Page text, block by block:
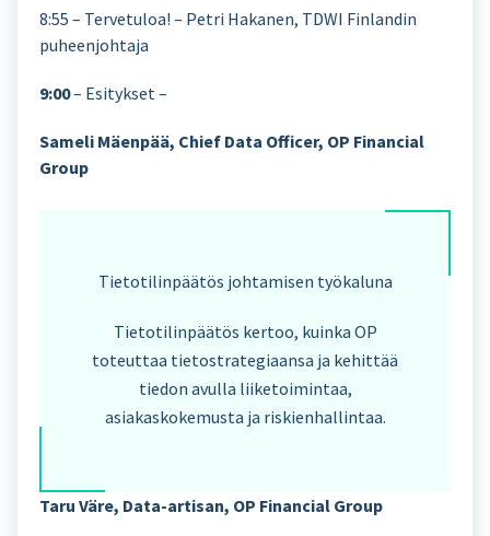
8:55 – Tervetuloa! – Petri Hakanen, TDWI Finlandin
puheenjohtaja
9:00– Esitykset –
Sameli Mäenpää, Chief Data Officer, OP Financial
Group
Tietotilinpäätös johtamisen työkaluna
Tietotilinpäätös kertoo, kuinka OP
toteuttaa tietostrategiaansa ja kehittää
tiedon avulla liiketoimintaa,
asiakaskokemusta ja riskienhallintaa.
Taru Väre, Data-artisan, OP Financial Group